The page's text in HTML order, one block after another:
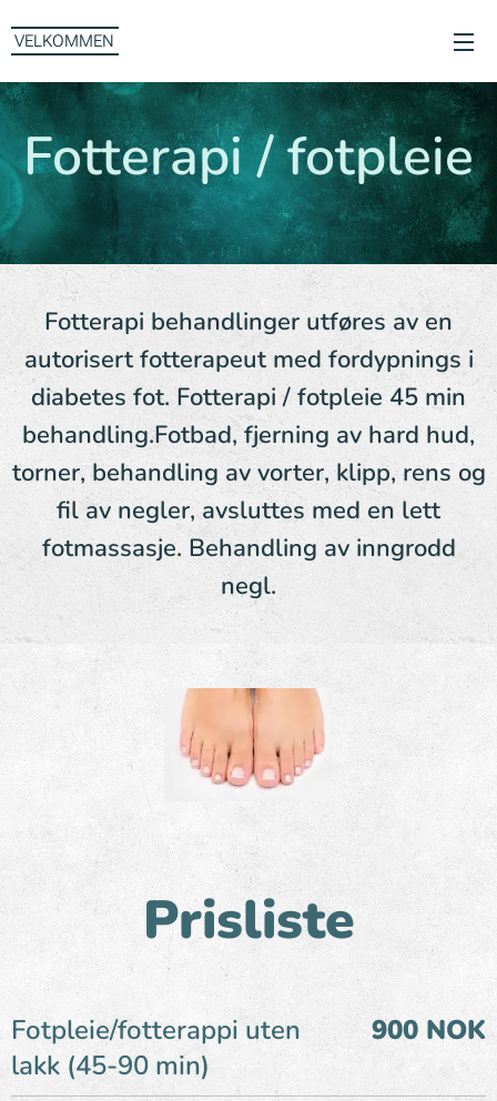
VELKOMMEN
Fotterapi / fotpleie
Fotterapi behandlinger utføres av en
autorisert fotterapeut med fordypnings i
diabetes fot. Fotterapi / fotpleie 45 min
behandling.Fotbad, fjerning av hard hud,
torner, behandling av vorter, klipp, rens og
fil av negler, avsluttes med en lett
fotmassasje. Behandling av inngrodd
negl.
Prisliste
Fotpleie/fotterappi uten
lakk (45-90 min)
900 NOK